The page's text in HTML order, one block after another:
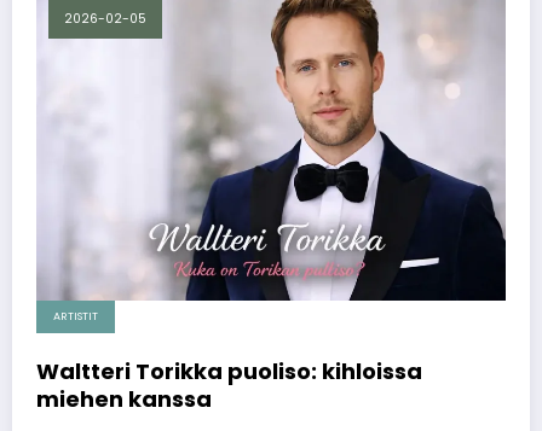
2026-02-05
ARTISTIT
Waltteri Torikka puoliso: kihloissa
miehen kanssa